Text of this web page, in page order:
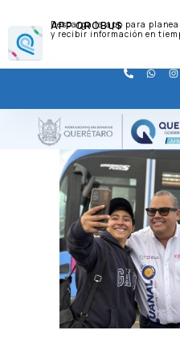
APP QROBUS
Descarga la app para
y recibir información en